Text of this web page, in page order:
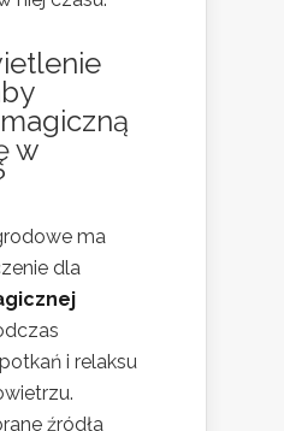
w
ma
dla
i relaksu
źródła